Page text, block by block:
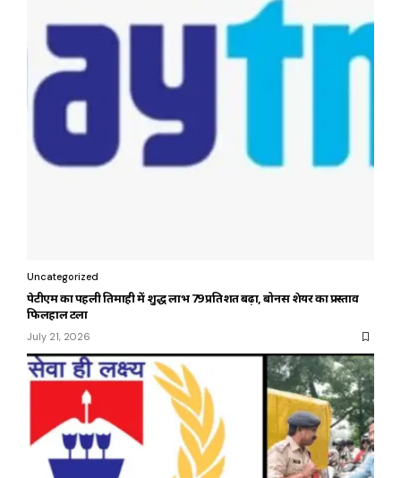
Uncategorized
पेटीएम का पहली तिमाही में शुद्ध लाभ 79 प्रतिशत बढ़ा, बोनस शेयर का प्रस्ताव
फिलहाल टला
July 21, 2026